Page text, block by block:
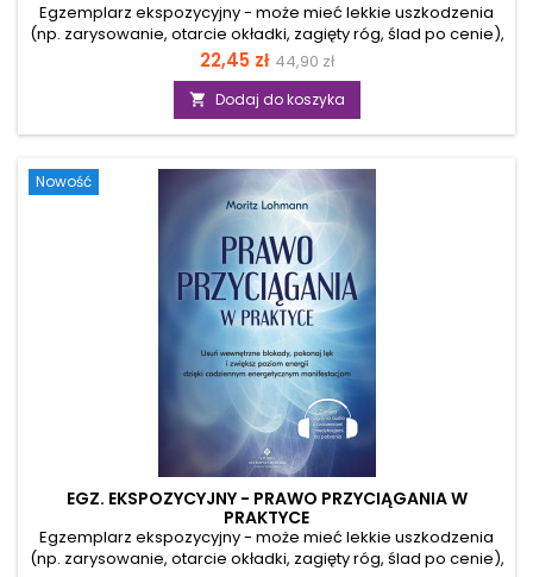
Egzemplarz ekspozycyjny - może mieć lekkie uszkodzenia
(np. zarysowanie, otarcie okładki, zagięty róg, ślad po cenie),
ale merytorycznie jest pełnowartościowy. Stymulacja
przywspółczulnego układu nerwowego, szersza
świadomość, uzdrowienie duchowe i cielesne, spokojny
umysł… Medytacja jest taką praktyką duchową, o której
korzyściach można by mówić wiele. Wypróbuj wywodzącą
że ta praktyka może korzystnie wpłynąć także...
Cena
22,45 zł Cena
podstawowa
44,90 zł
 Dodaj do koszyka
Nowość
EGZ. EKSPOZYCYJNY - PRAWO PRZYCIĄGANIA W
PRAKTYCE
Egzemplarz ekspozycyjny - może mieć lekkie uszkodzenia
(np. zarysowanie, otarcie okładki, zagięty róg, ślad po cenie),